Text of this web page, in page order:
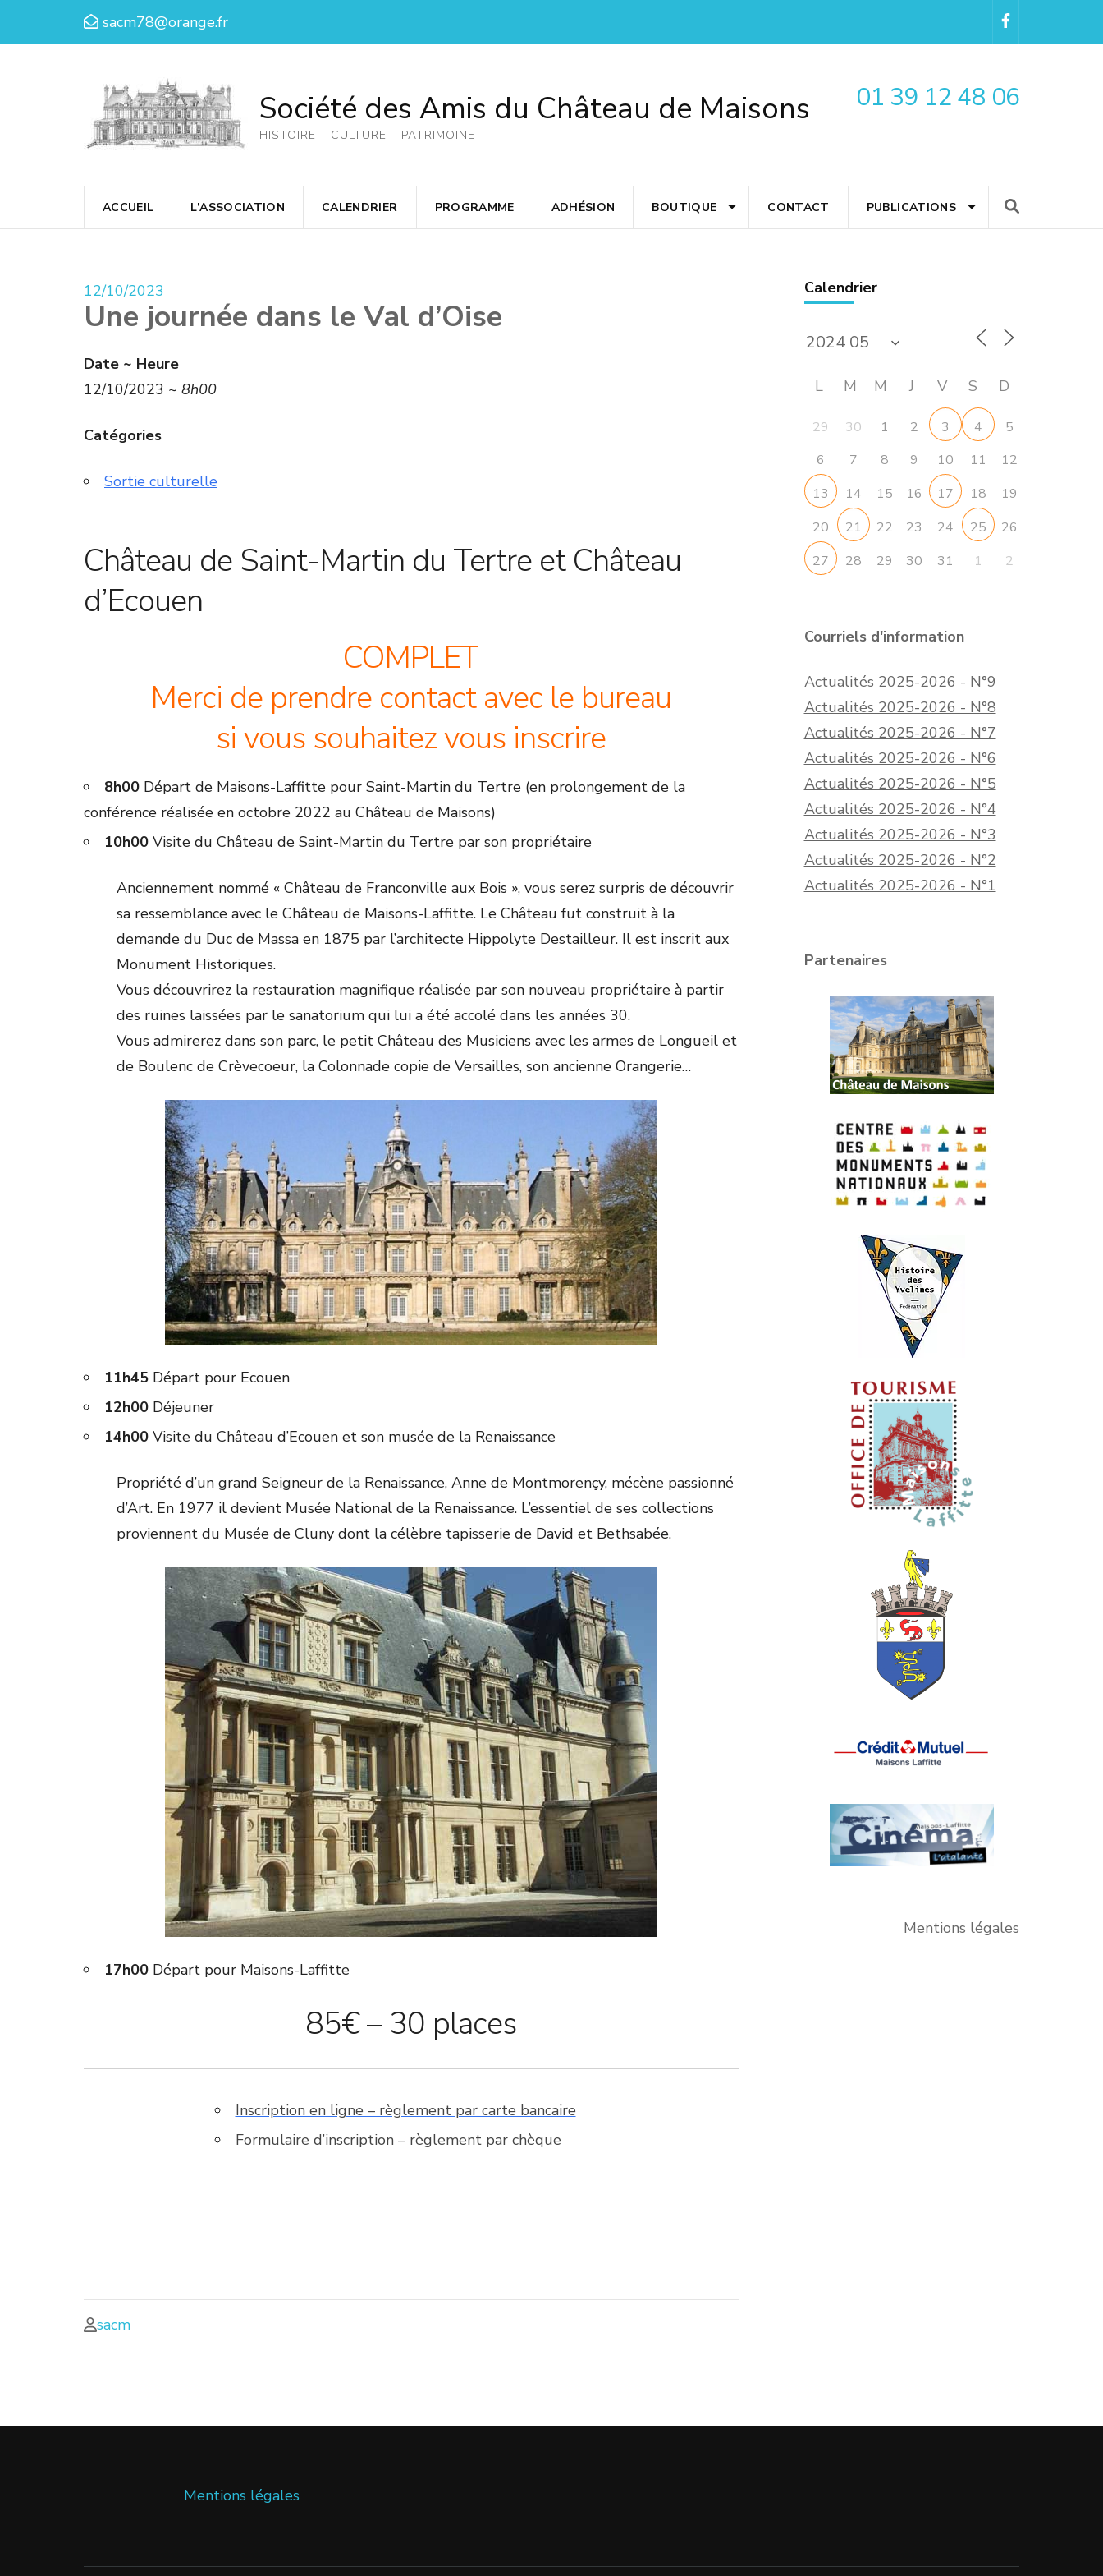
sacm78@orange.fr
Société des Amis du Château de Maisons
HISTOIRE – CULTURE – PATRIMOINE
01 39 12 48 06
ACCUEIL L’ASSOCIATION CALENDRIER PROGRAMME ADHÉSION BOUTIQUE CONTACT PUBLICATIONS
12/10/2023
Une journée dans le Val d’Oise
Date ~ Heure
12/10/2023 ~ 8h00
Catégories
Sortie culturelle
Château de Saint-Martin du Tertre et Château
d’Ecouen
COMPLET
Merci de prendre contact avec le bureau
si vous souhaitez vous inscrire
8h00 Départ de Maisons-Laffitte pour Saint-Martin du Tertre (en prolongement de la
conférence réalisée en octobre 2022 au Château de Maisons)
10h00 Visite du Château de Saint-Martin du Tertre par son propriétaire
Anciennement nommé « Château de Franconville aux Bois », vous serez surpris de découvrir
sa ressemblance avec le Château de Maisons-Laffitte. Le Château fut construit à la
demande du Duc de Massa en 1875 par l’architecte Hippolyte Destailleur. Il est inscrit aux
Monument Historiques.
Vous découvrirez la restauration magnifique réalisée par son nouveau propriétaire à partir
des ruines laissées par le sanatorium qui lui a été accolé dans les années 30.
Vous admirerez dans son parc, le petit Château des Musiciens avec les armes de Longueil et
de Boulenc de Crèvecoeur, la Colonnade copie de Versailles, son ancienne Orangerie…
11h45 Départ pour Ecouen
12h00 Déjeuner
14h00 Visite du Château d’Ecouen et son musée de la Renaissance
Propriété d’un grand Seigneur de la Renaissance, Anne de Montmorençy, mécène passionné
d’Art. En 1977 il devient Musée National de la Renaissance. L’essentiel de ses collections
proviennent du Musée de Cluny dont la célèbre tapisserie de David et Bethsabée.
17h00 Départ pour Maisons-Laffitte
85€ – 30 places
Inscription en ligne – règlement par carte bancaire
Formulaire d’inscription – règlement par chèque
sacm
Calendrier
L M M J V S D
29 30 1 2 3 4
5
6
7 8 9 10 11
12
13
14 15 16 17 18
19
20
21 22 23 24 25
26
27
28 29 30 31 1 2
Courriels d'information
Actualités 2025-2026 - N°9
Actualités 2025-2026 - N°8
Actualités 2025-2026 - N°7
Actualités 2025-2026 - N°6
Actualités 2025-2026 - N°5
Actualités 2025-2026 - N°4
Actualités 2025-2026 - N°3
Actualités 2025-2026 - N°2
Actualités 2025-2026 - N°1
Partenaires
Mentions légales
Mentions légales